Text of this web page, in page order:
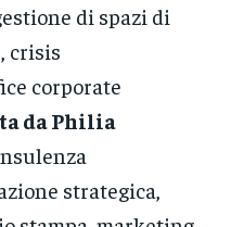
di spazi di
crisis
corporate
da Philia
strategica,